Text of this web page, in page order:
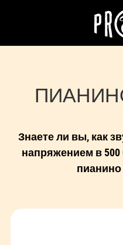
Знаете ли вы, как
напряжением в 500